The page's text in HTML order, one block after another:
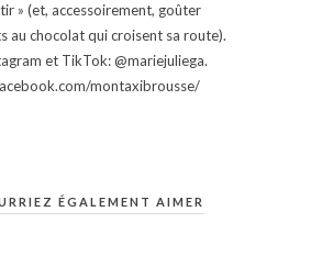
» (et, accessoirement, goûter
au chocolat qui croisent sa route).
et TikTok: @mariejuliega.
montaxibrousse/
ÉGALEMENT AIMER